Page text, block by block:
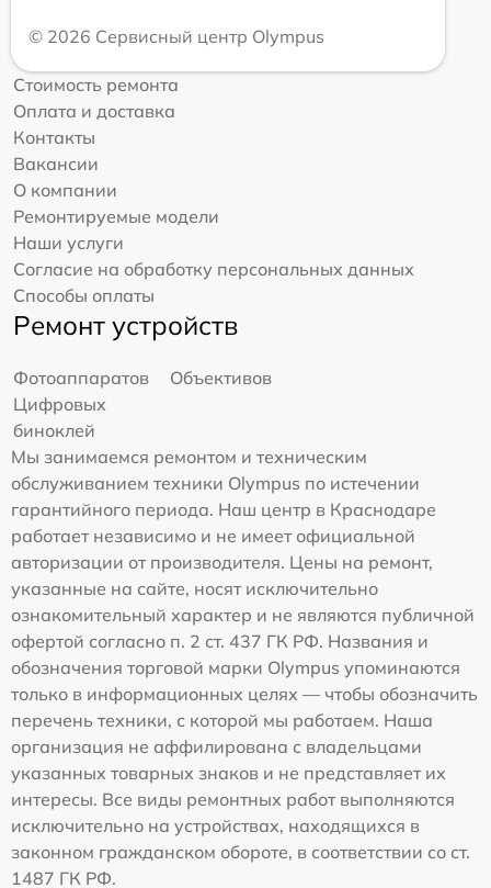
© 2026 Сервисный центр Olympus
Стоимость ремонта
Оплата и доставка
Контакты
Вакансии
О компании
Ремонтируемые модели
Наши услуги
Согласие на обработку персональных данных
Способы оплаты
Ремонт устройств
Фотоаппаратов
Объективов
Цифровых
биноклей
Мы занимаемся ремонтом и техническим
обслуживанием техники Olympus по истечении
гарантийного периода. Наш центр в Краснодаре
работает независимо и не имеет официальной
авторизации от производителя. Цены на ремонт,
указанные на сайте, носят исключительно
ознакомительный характер и не являются публичной
офертой согласно п. 2 ст. 437 ГК РФ. Названия и
обозначения торговой марки Olympus упоминаются
только в информационных целях — чтобы обозначить
перечень техники, с которой мы работаем. Наша
организация не аффилирована с владельцами
указанных товарных знаков и не представляет их
интересы. Все виды ремонтных работ выполняются
исключительно на устройствах, находящихся в
законном гражданском обороте, в соответствии со ст.
1487 ГК РФ.